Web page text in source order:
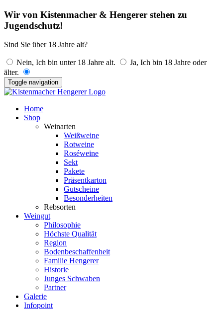
Wir von Kistenmacher & Hengerer stehen zu
Jugendschutz!
Sind Sie über 18 Jahre alt?
Nein, Ich bin unter 18 Jahre alt.
Ja, Ich bin 18 Jahre oder
älter.
Toggle navigation
Home
Shop
Weinarten
Weißweine
Rotweine
Roséweine
Sekt
Pakete
Präsentkarton
Gutscheine
Besonderheiten
Rebsorten
Weingut
Philosophie
Höchste Qualität
Region
Bodenbeschaffenheit
Familie Hengerer
Historie
Junges Schwaben
Partner
Galerie
Infopoint